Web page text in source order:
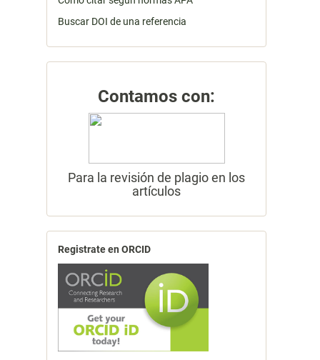
Buscar DOI de una referencia
Contamos con:
Para la revisión de plagio en los
artículos
Registrate en ORCID